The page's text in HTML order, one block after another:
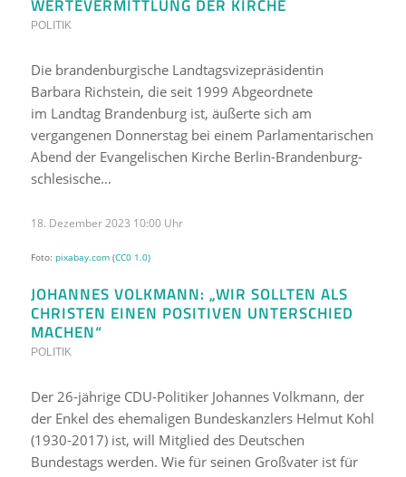
WERTEVERMITTLUNG DER KIRCHE
POLITIK
Die brandenburgische Landtagsvizepräsidentin
Barbara Richstein, die seit 1999 Abgeordnete
im Landtag Brandenburg ist, äußerte sich am
vergangenen Donnerstag bei einem Parlamentarischen
Abend der Evangelischen Kirche Berlin-Brandenburg-
schlesische…
18. Dezember 2023 10:00 Uhr
Foto: pixabay.com(CC0 1.0)
JOHANNES VOLKMANN: „WIR SOLLTEN ALS
CHRISTEN EINEN POSITIVEN UNTERSCHIED
MACHEN“
POLITIK
Der 26-jährige CDU-Politiker Johannes Volkmann, der
der Enkel des ehemaligen Bundeskanzlers Helmut Kohl
(1930-2017) ist, will Mitglied des Deutschen
Bundestags werden. Wie für seinen Großvater ist für